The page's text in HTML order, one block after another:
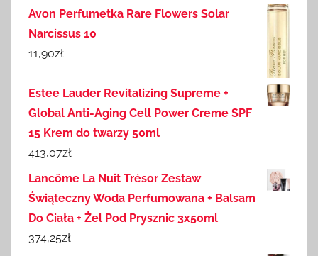
Avon Perfumetka Rare Flowers Solar
Narcissus 10
11,90zł
Estee Lauder Revitalizing Supreme +
Global Anti-Aging Cell Power Creme SPF
15 Krem do twarzy 50ml
413,07zł
Lancôme La Nuit Trésor Zestaw
Świąteczny Woda Perfumowana + Balsam
Do Ciała + Żel Pod Prysznic 3x50ml
374,25zł